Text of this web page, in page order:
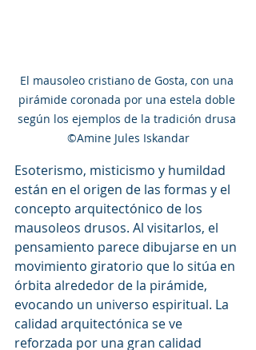
El mausoleo cristiano de Gosta, con una
pirámide coronada por una estela doble
según los ejemplos de la tradición drusa
©Amine Jules Iskandar
Esoterismo, misticismo y humildad
están en el origen de las formas y el
concepto arquitectónico de los
mausoleos drusos. Al visitarlos, el
pensamiento parece dibujarse en un
movimiento giratorio que lo sitúa en
órbita alrededor de la pirámide,
evocando un universo espiritual. La
calidad arquitectónica se ve
reforzada por una gran calidad